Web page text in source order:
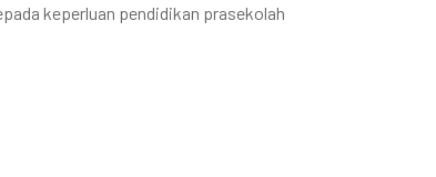
keperluan pendidikan prasekolah